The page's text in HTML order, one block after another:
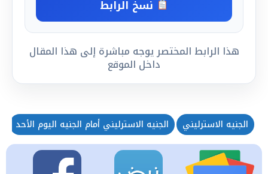
نسخ الرابط
هذا الرابط المختصر يوجه مباشرة إلى هذا المقال
داخل الموقع
الجنيه الاسترليني الجنيه الاسترليني أمام الجنيه اليوم الأحد